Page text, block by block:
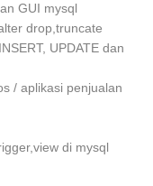
GUI mysql
drop,truncate
UPDATE dan
/ aplikasi penjualan
di mysql